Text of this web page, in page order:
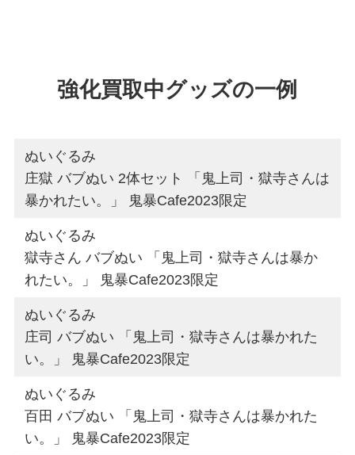
強化買取中グッズの一例
ぬいぐるみ
庄獄 バブぬい 2体セット 「鬼上司・獄寺さんは
暴かれたい。」 鬼暴Cafe2023限定
ぬいぐるみ
獄寺さん バブぬい 「鬼上司・獄寺さんは暴か
れたい。」 鬼暴Cafe2023限定
ぬいぐるみ
庄司 バブぬい 「鬼上司・獄寺さんは暴かれた
い。」 鬼暴Cafe2023限定
ぬいぐるみ
百田 バブぬい 「鬼上司・獄寺さんは暴かれた
い。」 鬼暴Cafe2023限定